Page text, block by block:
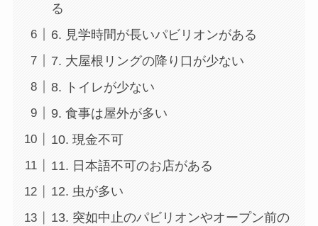
る
6. 見学時間が長いパビリオンがある
7. 大屋根リングの降り口が少ない
8. トイレが少ない
9. 食事は屋外が多い
10. 現金不可
11. 日本語不可のお店がある
12. 虫が多い
13. 突如中止のパビリオンやオープン前の